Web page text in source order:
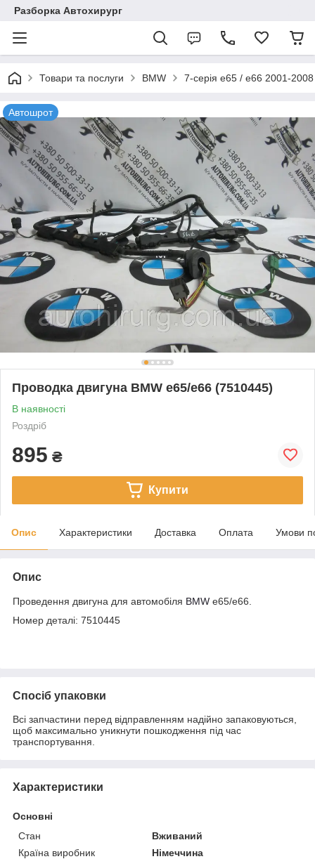
Разборка Автохирург
Товари та послуги BMW 7-серія e65 / e66 2001-2008
Автошрот
Проводка двигуна BMW e65/e66 (7510445)
В наявності
Роздріб
895 ₴
Купити
Опис Характеристики Доставка Оплата Умови
Опис
Проведення двигуна для автомобіля BMW e65/e66.
Номер деталі: 7510445
Спосіб упаковки
Всі запчастини перед відправленням надійно запаковуються,
щоб максимально уникнути пошкодження під час
транспортування.
Характеристики
Основні
Стан
Вживаний
Країна виробник
Німеччина